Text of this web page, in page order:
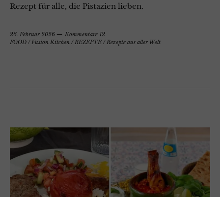
Rezept für alle, die Pistazien lieben.
26. Februar 2026
Kommentare 12
FOOD / Fusion Kitchen / REZEPTE / Rezepte aus aller Welt